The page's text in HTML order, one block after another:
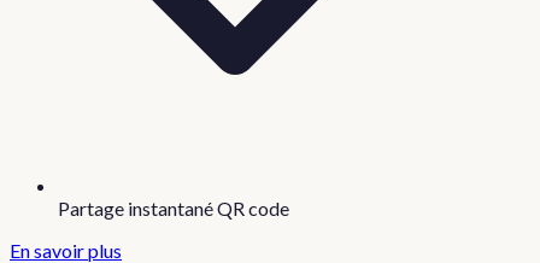
Partage instantané QR code
En savoir plus